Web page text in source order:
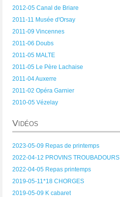
2012-05 Canal de Briare
2011-11 Musée d'Orsay
2011-09 Vincennes
2011-06 Doubs
2011-05 MALTE
2011-05 Le Père Lachaise
2011-04 Auxerre
2011-02 Opéra Garnier
2010-05 Vézelay
Vidéos
2023-05-09 Repas de printemps
2022-04-12 PROVINS TROUBADOURS
2022-04-05 Repas printemps
2019-05-11*18 CHORGES
2019-05-09 K cabaret